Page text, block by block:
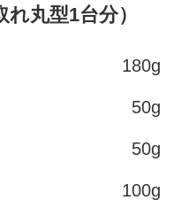
丸型1台分）
180g
50g
50g
100g